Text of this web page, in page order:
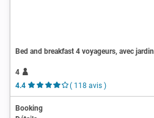
Bed and breakfast 4 voyageurs, avec jardin
4
4.4
( 118 avis )
Booking